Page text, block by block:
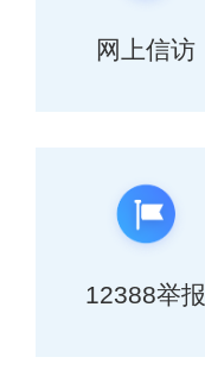
网上信访
12388举报